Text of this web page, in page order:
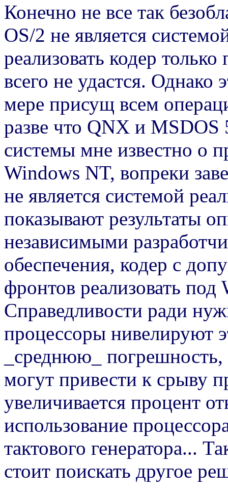
Конечно не все так
OS/2 не является
реализовать кодер
всего не удастся. Однако
мере присущ всем
разве что QNX и MSDOS
системы мне известно о
Windows NT, вопреки
не является системой
показывают результаты
независимыми
обеспечения, кодер с
фронтов реализовать
Справедливости ради
процессоры нивелируют
_среднюю_
могут привести к срыву
увеличивается процент
использование
тактового генератора...
стоит поискать другое